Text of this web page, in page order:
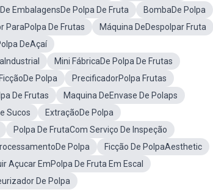
EmbalagensDe Polpa De Fruta
BombaDe Polpa
ParaPolpa De Frutas
Máquina DeDespolpar Fruta
DeAçaí
Mini FábricaDe Polpa De Frutas
FicçãoDe Polpa
PrecificadorPolpa Frutas
De Frutas
Maquina DeEnvase De Polaps
Sucos
ExtraçãoDe Polpa
Polpa De FrutaCom Serviço De Inspeção
Polpa
Ficção De PolpaAesthetic
Açucar EmPolpa De Fruta Em Escal
De Polpa